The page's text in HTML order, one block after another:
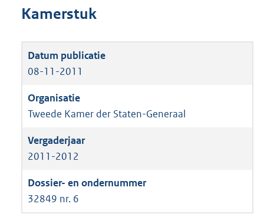
Kamerstuk
08-11-2011
Tweede Kamer der Staten-Generaal
2011-2012
32849 nr. 6